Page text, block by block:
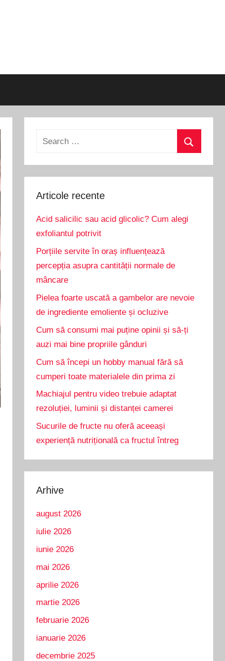
Search
Articole recente
Acid salicilic sau acid glicolic? Cum alegi
exfoliantul potrivit
Porțiile servite în oraș influențează
percepția asupra cantității normale de
mâncare
Pielea foarte uscată a gambelor are nevoie
de ingrediente emoliente și ocluzive
Cum să consumi mai puține opinii și să-ți
auzi mai bine propriile gânduri
Cum să începi un hobby manual fără să
cumperi toate materialele din prima zi
Machiajul pentru video trebuie adaptat
rezoluției, luminii și distanței camerei
Sucurile de fructe nu oferă aceeași
experiență nutrițională ca fructul întreg
Arhive
august 2026
iulie 2026
iunie 2026
mai 2026
aprilie 2026
martie 2026
februarie 2026
ianuarie 2026
decembrie 2025